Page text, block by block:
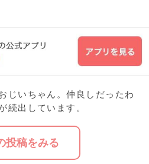
じいちゃん。仲良しだったわ
続出しています。
投稿をみる